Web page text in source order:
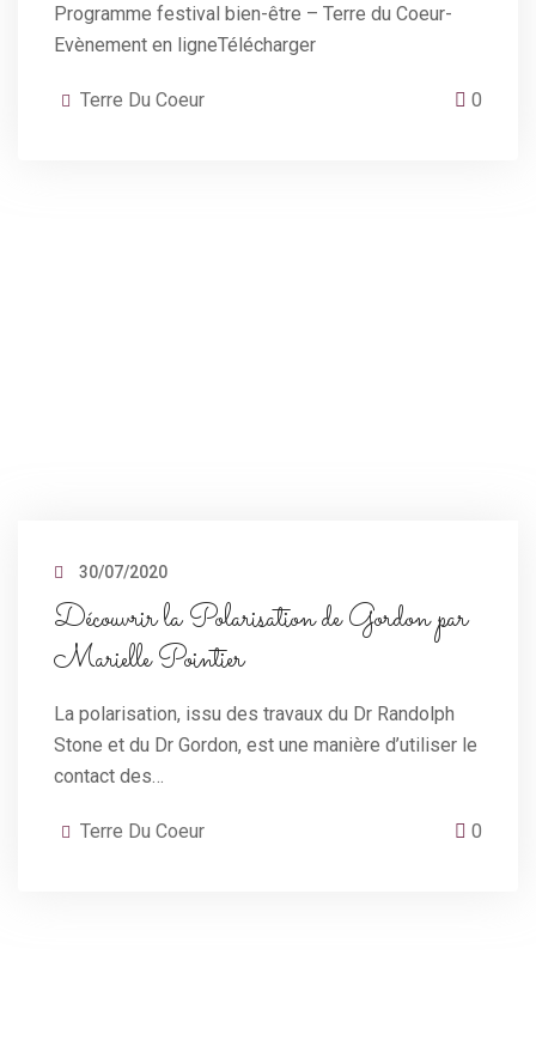
Programme festival bien-être – Terre du Coeur-
Evènement en ligneTélécharger
Terre Du Coeur 0
30/07/2020
Découvrir la Polarisation de Gordon par
Marielle Pointier
La polarisation, issu des travaux du Dr Randolph
Stone et du Dr Gordon, est une manière d’utiliser le
contact des…
Terre Du Coeur 0